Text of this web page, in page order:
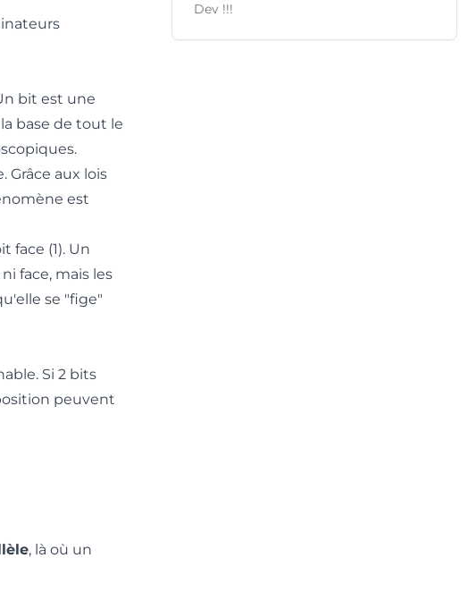
bit est une
base de tout le
Grâce aux lois
est
face (1). Un
face, mais les
se "fige"
Si 2 bits
peuvent
, là où un
Dev !!!